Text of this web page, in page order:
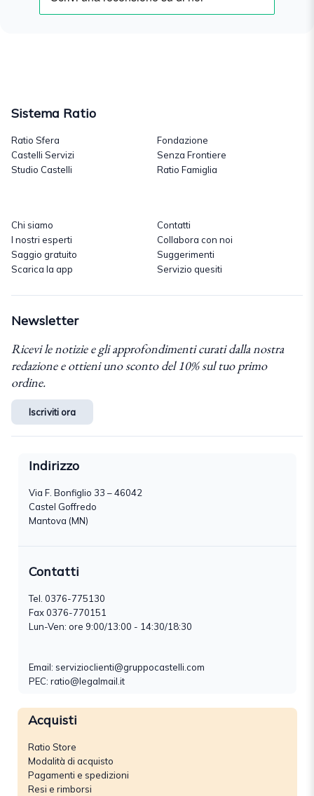
Sistema Ratio
Ratio Sfera
Castelli Servizi
Studio Castelli
Fondazione
Senza Frontiere
Ratio Famiglia
Chi siamo
I nostri esperti
Saggio gratuito
Scarica la app
Contatti
Collabora con noi
Suggerimenti
Servizio quesiti
Newsletter
Ricevi le notizie e gli approfondimenti curati dalla nostra
redazione e ottieni uno sconto del 10% sul tuo primo
ordine.
Iscriviti ora
Indirizzo
Via F. Bonfiglio 33 – 46042
Castel Goffredo
Mantova (MN)
Contatti
Tel. 0376-775130
Fax 0376-770151
Lun-Ven: ore 9:00/13:00 - 14:30/18:30
Email: servizioclienti@gruppocastelli.com
PEC: ratio@legalmail.it
Acquisti
Ratio Store
Modalità di acquisto
Pagamenti e spedizioni
Resi e rimborsi